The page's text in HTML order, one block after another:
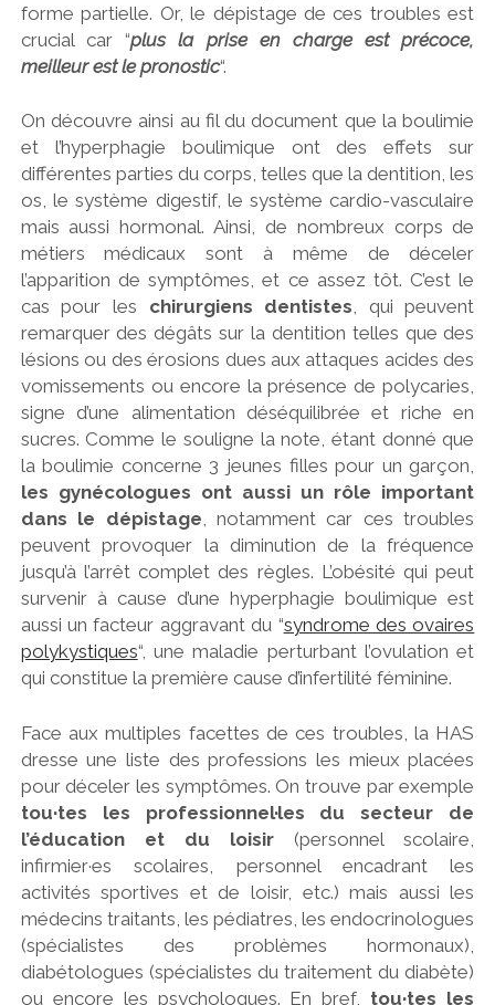
forme partielle. Or, le dépistage de ces troubles est
crucial car “plus la prise en charge est précoce,
meilleur est le pronostic“.
On découvre ainsi au fil du document que la boulimie
et l’hyperphagie boulimique ont des effets sur
différentes parties du corps, telles que la dentition, les
os, le système digestif, le système cardio-vasculaire
mais aussi hormonal. Ainsi, de nombreux corps de
métiers médicaux sont à même de déceler
l’apparition de symptômes, et ce assez tôt. C’est le
cas pour les chirurgiens dentistes, qui peuvent
remarquer des dégâts sur la dentition telles que des
lésions ou des érosions dues aux attaques acides des
vomissements ou encore la présence de polycaries,
signe d’une alimentation déséquilibrée et riche en
sucres. Comme le souligne la note, étant donné que
la boulimie concerne 3 jeunes filles pour un garçon,
les gynécologues ont aussi un rôle important
dans le dépistage, notamment car ces troubles
peuvent provoquer la diminution de la fréquence
jusqu’à l’arrêt complet des règles. L’obésité qui peut
survenir à cause d’une hyperphagie boulimique est
aussi un facteur aggravant du “syndrome des ovaires
polykystiques“, une maladie perturbant l’ovulation et
qui constitue la première cause d’infertilité féminine.
Face aux multiples facettes de ces troubles, la HAS
dresse une liste des professions les mieux placées
pour déceler les symptômes. On trouve par exemple
tou·tes les professionnel·les du secteur de
l’éducation et du loisir(personnel scolaire,
infirmier·es scolaires, personnel encadrant les
activités sportives et de loisir, etc.) mais aussi les
médecins traitants, les pédiatres, les endocrinologues
(spécialistes des problèmes hormonaux),
diabétologues (spécialistes du traitement du diabète)
ou encore les psychologues. En bref, tou·tes les